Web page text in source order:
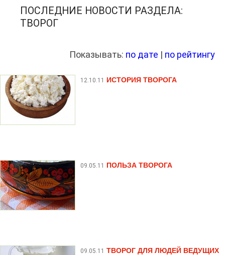
ПОСЛЕДНИЕ НОВОСТИ РАЗДЕЛА:
ТВОРОГ
Показывать: по дате | по рейтингу
12.10.11 ИСТОРИЯ ТВОРОГА
09.05.11 ПОЛЬЗА ТВОРОГА
09.05.11 ТВОРОГ ДЛЯ ЛЮДЕЙ ВЕДУЩИХ